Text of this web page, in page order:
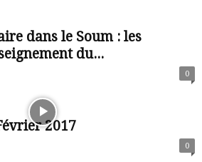
dans le Soum : les
du...
0
2017
0